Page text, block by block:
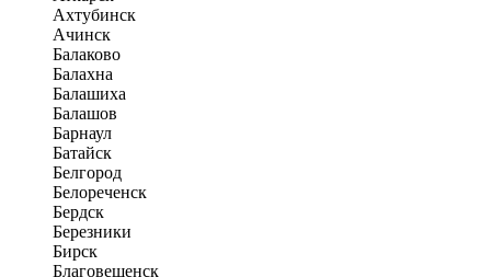
Ахтубинск
Ачинск
Балаково
Балахна
Балашиха
Балашов
Барнаул
Батайск
Белгород
Белореченск
Бердск
Березники
Бирск
Благовещенск